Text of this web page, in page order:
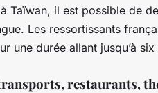
Taïwan, il est possible de
Les ressortissants
une durée allant jusqu’à
restaurants,